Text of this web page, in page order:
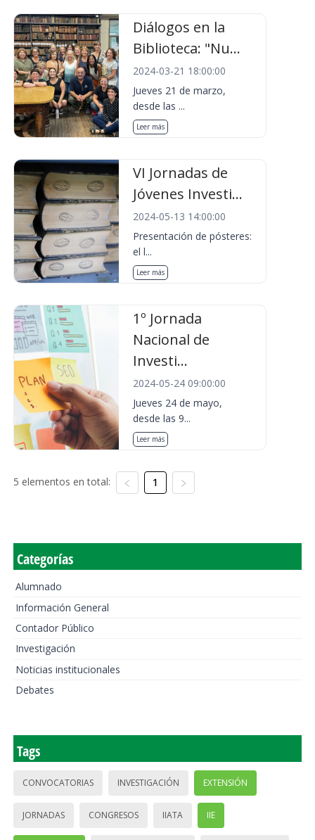
Diálogos en la
Biblioteca: "Nu...
2024-03-21 18:00:00
Jueves 21 de marzo,
desde las ...
Leer más
VI Jornadas de
Jóvenes Investi...
2024-05-13 14:00:00
Presentación de pósteres:
el l...
Leer más
1º Jornada
Nacional de
Investi...
2024-05-24 09:00:00
Jueves 24 de mayo,
desde las 9...
Leer más
5 elementos en total: 1
Categorías
Alumnado
Información General
Contador Público
Investigación
Noticias institucionales
Debates
Tags
CONVOCATORIAS INVESTIGACIÓN EXTENSIÓN
JORNADAS CONGRESOS IIATA IIE